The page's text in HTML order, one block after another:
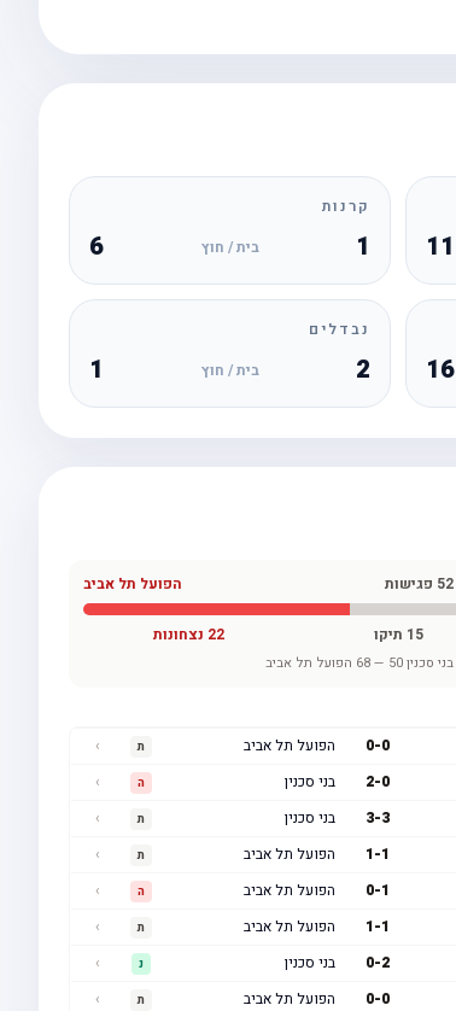
11
קרנות
1 בית / חוץ 6
16
נבדלים
2 בית / חוץ 1
52 פגישות הפועל תל אביב
15 תיקו 22 נצחונות
בני סכנין50
—
68 הפועל תל אביב
0-0 הפועל תל אביב ת
›
2-0 בני סכנין ה
›
3-3 בני סכנין ת
›
1-1 הפועל תל אביב ת
›
0-1 הפועל תל אביב ה
›
1-1 הפועל תל אביב ת
›
0-2 בני סכנין נ
›
0-0 הפועל תל אביב ת
›